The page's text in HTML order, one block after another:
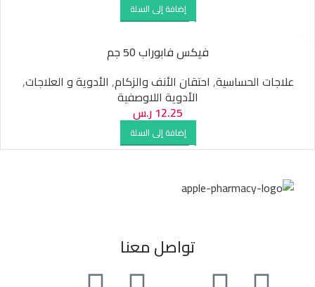
إضافة إلى السلة
فيكس فابوراب 50 جم
علاجات الحساسية, احتقان الأنف والزكام, الأدوية و العلاجات,
الأدوية اللاوصفية
12.25 ر.س
إضافة إلى السلة
تواصل معنا